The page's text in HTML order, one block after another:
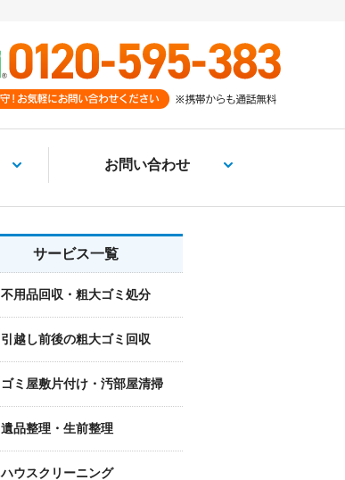
お問い合わせ
サービス一覧
不用品回収・粗大ゴミ処分
引越し前後の粗大ゴミ回収
ゴミ屋敷片付け・汚部屋清掃
遺品整理・生前整理
ハウスクリーニング